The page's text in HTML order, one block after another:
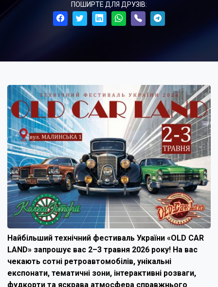
ПОШИРТЕ ДЛЯ ДРУЗІВ:
Найбільший технічний фестиваль України «OLD CAR
LAND» запрошує вас 2–3 травня 2026 року! На вас
чекають сотні ретроавтомобілів, унікальні
експонати, тематичні зони, інтерактивні розваги,
фудкорти та яскрава атмосфера справжнього